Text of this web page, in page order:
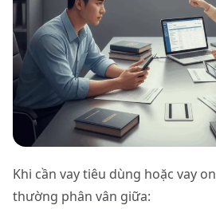
Khi cần vay tiêu dùng hoặc vay
thường phân vân giữa: